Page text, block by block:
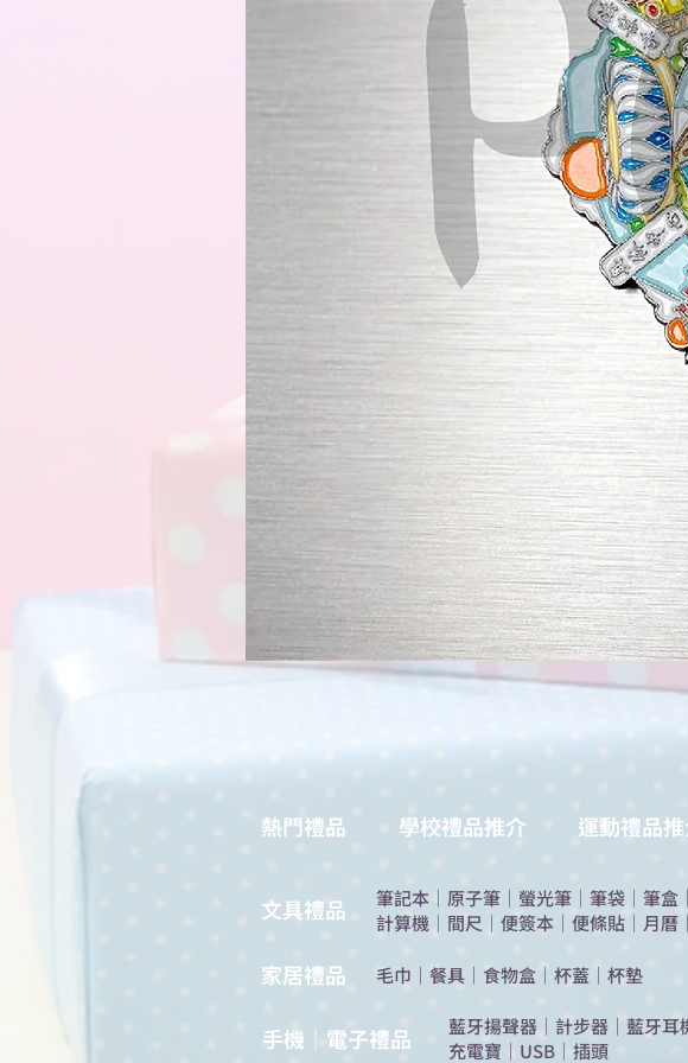
熱門禮品 學校禮品推介 運動禮品
​文具禮品 筆記本 ｜ 原子筆 ｜ 螢光筆 ｜ 筆袋 ｜ 筆盒 ｜
計算機 ｜ 間尺 ｜ 便簽本 ｜ 便條貼 ｜ 月曆 ｜
​家居禮品 ​毛巾 ｜ 餐具 ｜ 食物盒 ｜ 杯蓋 ｜ 杯墊
手機｜電子禮品 ​藍牙揚聲器 ｜ 計步器 ｜ 藍牙耳
充電寶 ｜ USB ｜ 插頭